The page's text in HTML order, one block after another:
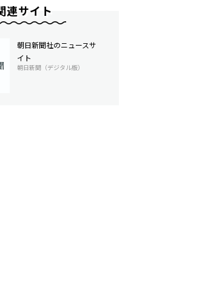
連サイト
朝日新聞社のニュースサ
イト
朝日新聞（デジタル版）